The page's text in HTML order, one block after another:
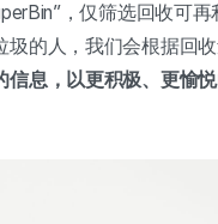
，仅筛选回收可
圾的人，我们会根据回
息，以更积极、更愉悦